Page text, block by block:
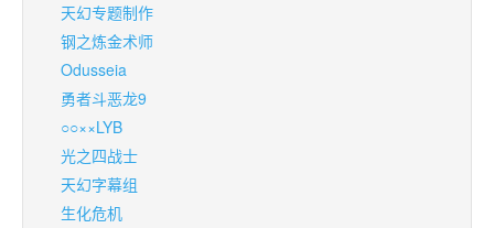
天幻专题制作
钢之炼金术师
Odusseia
勇者斗恶龙9
○○××LYB
光之四战士
天幻字幕组
生化危机